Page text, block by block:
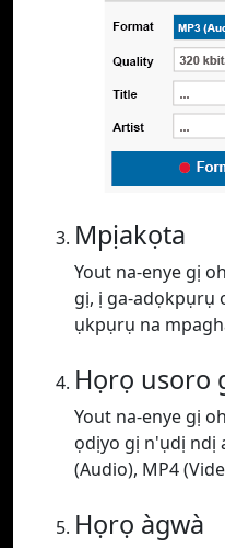
Mpịakọta
Yout na-enye gị
gị, ị ga-adọkpụrụ
ụkpụrụ na
Họrọ usoro
Yout na-enye gị
ọdịyo gị n'ụdị ndị
(Audio), MP4
Họrọ àgwà